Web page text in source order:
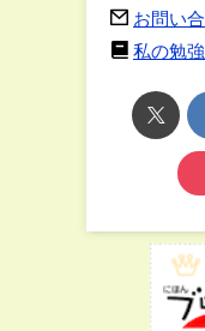
お問い
私の勉